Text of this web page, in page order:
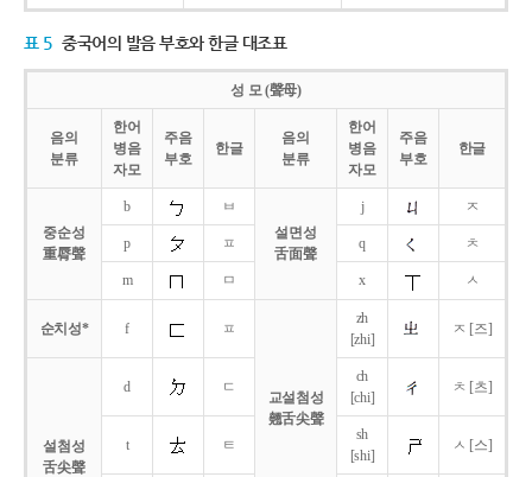
표 5 중국어의 발음 부호와 한글 대조표
성 모 (聲母)
음의
분류
한어
병음
자모
주음
부호
한글
음의
분류
한어
병음
자모
주음
부호
한글
중순성
重脣聲
b
ㅂ
설면성
舌面聲
j ㅈ
p ㅍ q ㅊ
m ㅁ x ㅅ
순치성* f ㅍ
교설첨성
翹舌尖聲
zh
[zhi]
ㅈ [즈]
설첨성
舌尖聲
d ㄷ
ch
[chi]
ㅊ [츠]
t ㅌ
sh
[shi]
ㅅ [스]